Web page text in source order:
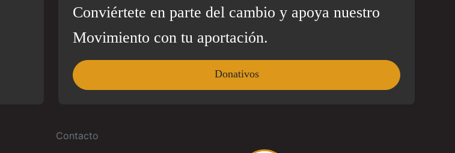
Conviértete en parte del cambio y apoya nuestro
Movimiento con tu aportación.
Donativos
Contacto